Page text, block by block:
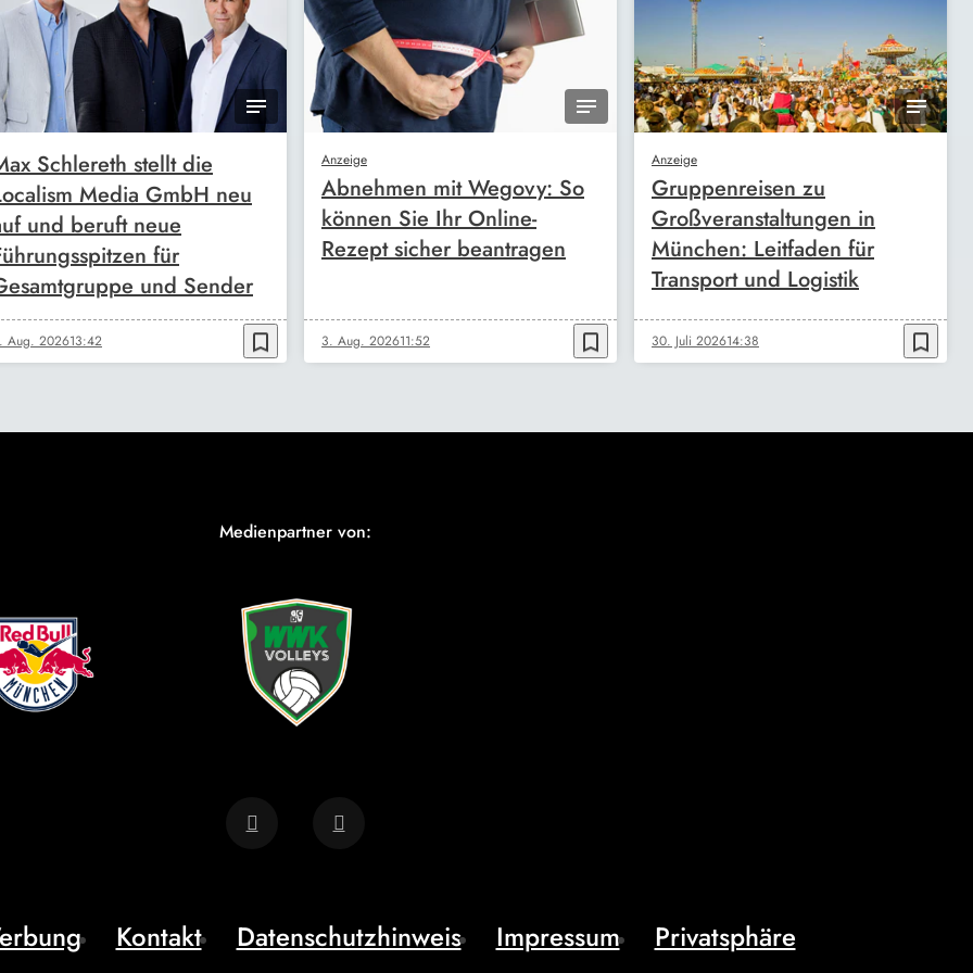
Schlereth stellt die
Media GmbH neu
und beruft neue
für
und Sender
Aug. 202613:42 bookmark_border
Anzeige
Abnehmen mit Wegovy: So
können Sie Ihr Online-
Rezept sicher beantragen
3. Aug. 202611:52 bookmark_border
Anzeige
Gruppenreisen zu
Großveranstaltungen in
München: Leitfaden für
Transport und Logistik
30. Juli 202614:38 bookmark_border
Medienpartner von:
Kontakt Datenschutzhinweis Impressum Privatsphäre